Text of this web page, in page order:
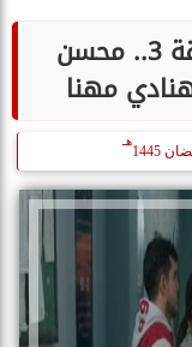
مسلسل عتبات البهجة الحلقة 3.. محسن
مهنا
هـ